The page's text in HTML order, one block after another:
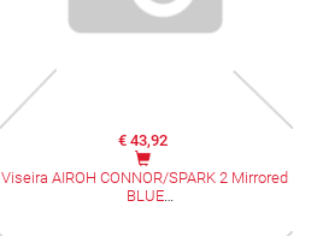
€ 43,92
Viseira AIROH CONNOR/SPARK 2 Mirrored
BLUE